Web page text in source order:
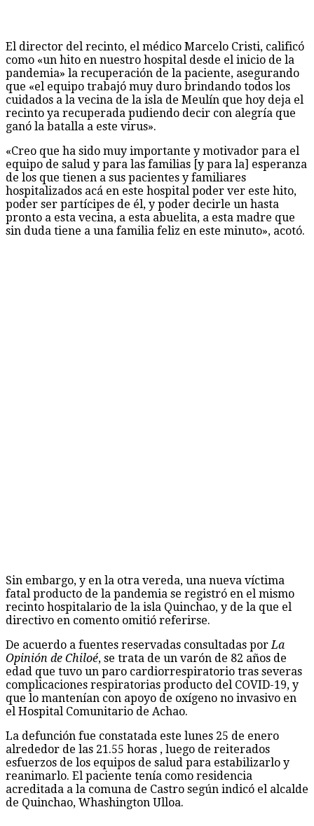
El director del recinto, el médico Marcelo Cristi, calificó
como «un hito en nuestro hospital desde el inicio de la
pandemia» la recuperación de la paciente, asegurando
que «el equipo trabajó muy duro brindando todos los
cuidados a la vecina de la isla de Meulín que hoy deja el
recinto ya recuperada pudiendo decir con alegría que
ganó la batalla a este virus».
«Creo que ha sido muy importante y motivador para el
equipo de salud y para las familias [y para la] esperanza
de los que tienen a sus pacientes y familiares
hospitalizados acá en este hospital poder ver este hito,
poder ser partícipes de él, y poder decirle un hasta
pronto a esta vecina, a esta abuelita, a esta madre que
sin duda tiene a una familia feliz en este minuto», acotó.
Sin embargo, y en la otra vereda, una nueva víctima
fatal producto de la pandemia se registró en el mismo
recinto hospitalario de la isla Quinchao, y de la que el
directivo en comento omitió referirse.
De acuerdo a fuentes reservadas consultadas porLa
Opinión de Chiloé, se trata de un varón de 82 años de
edad que tuvo un paro cardiorrespiratorio tras severas
complicaciones respiratorias producto del COVID-19, y
que lo mantenían con apoyo de oxígeno no invasivo en
el Hospital Comunitario de Achao.
La defunción fue constatada este lunes 25 de enero
alrededor de las 21.55 horas , luego de reiterados
esfuerzos de los equipos de salud para estabilizarlo y
reanimarlo. El paciente tenía como residencia
acreditada a la comuna de Castro según indicó el alcalde
de Quinchao, Whashington Ulloa.